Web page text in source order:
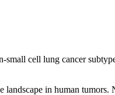
cell lung cancer
in human tumors.